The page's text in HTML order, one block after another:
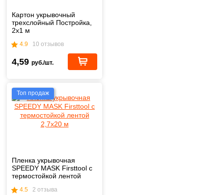
Картон укрывочный
трехслойный Постройка,
2х1 м
4.9 10 отзывов
4,59 руб./шт.
Топ продаж
Пленка укрывочная
SPEEDY MASK Firsttool с
термостойкой лентой
4.5 2 отзыва